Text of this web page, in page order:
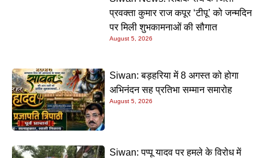
प्रवक्ता कुमार राज कपूर ‘टीपू’ को जन्मदिन
पर मिली शुभकामनाओं की सौगात
August 5, 2026
Siwan: बड़हरिया में 8 अगस्त को होगा
अभिनंदन सह प्रतिभा सम्मान समारोह
August 5, 2026
Siwan: पप्पू यादव पर हमले के विरोध में